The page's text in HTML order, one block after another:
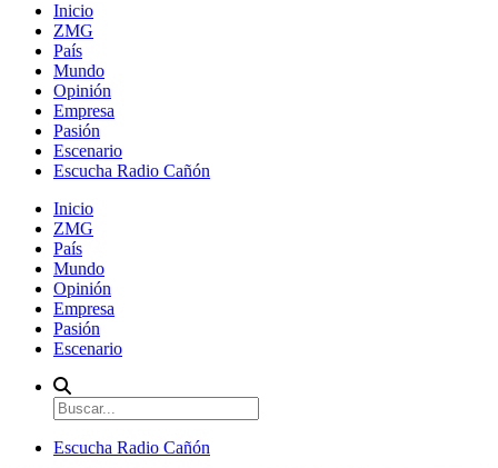
Inicio
ZMG
País
Mundo
Opinión
Empresa
Pasión
Escenario
Escucha Radio Cañón
Inicio
ZMG
País
Mundo
Opinión
Empresa
Pasión
Escenario
Escucha Radio Cañón